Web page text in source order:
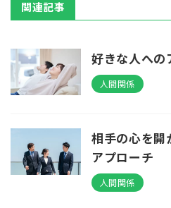
関連記事
好きな人への
人間関係
相手の心を開
アプローチ
人間関係